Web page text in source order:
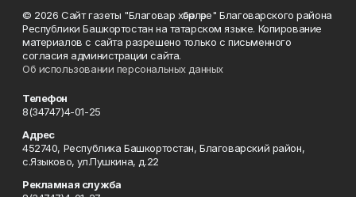
© 2026 Сайт газеты "Благовар хәбәрләре" Благоварского района
Республики Башкортостан на татарском языке. Копирование
материалов с сайта разрешено только с письменного
согласия администрации сайта.
Об использовании персональных данных
Телефон
8(34747)4-01-25
Адрес
452740, Республика Башкортостан, Благоварский район,
с.Языково, ул.Пушкина, д.22
Рекламная служба